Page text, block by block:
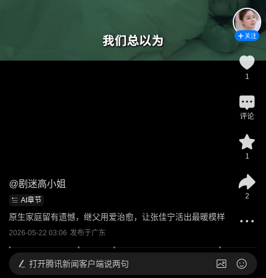
@剧迷高小姐
AI章节
原生家庭留有遗憾，继父用爱治愈，让张佳宁活出最暖模样
2026-05-22 03:06 发布于广东
关注
1
评论
1
2
打开腾讯新闻客户端说两句